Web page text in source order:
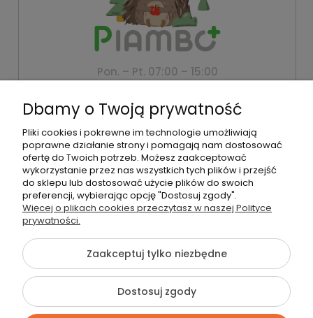
Pon. – Pt. 07:00 – 15:00
biuro@piambo.pl
Montanus | Piambo - akcesoria dla dzieci i niemowlaków |
Łętownia 585, 34-242 Łętownia | NIP: 5521713745 | REGON:
122493940 | Email:biuro@piambo.pl| Telefon:500 802 805
©2026 Wszelkie Prawa Zastrzeżone | Piambo
Szablon Flex byEcommercy
Pokaż pełną wersję strony
Dbamy o Twoją prywatność
Pliki cookies i pokrewne im technologie umożliwiają
poprawne działanie strony i pomagają nam dostosować
ofertę do Twoich potrzeb. Możesz zaakceptować
wykorzystanie przez nas wszystkich tych plików i przejść
do sklepu lub dostosować użycie plików do swoich
preferencji, wybierając opcję "Dostosuj zgody".
Więcej o plikach cookies przeczytasz w naszej Polityce
prywatności.
Zaakceptuj tylko niezbędne
Dostosuj zgody